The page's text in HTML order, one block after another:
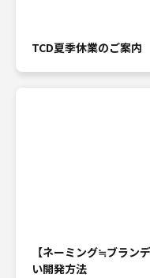
TCD夏季休業のご案内
【ネーミング≒ブラン
い開発方法